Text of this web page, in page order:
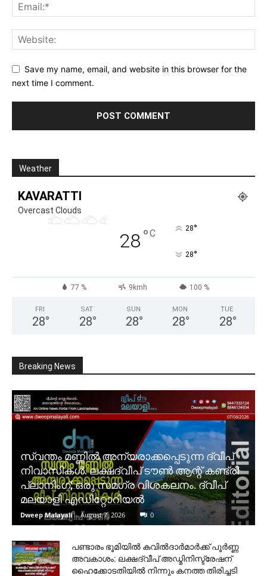
Save my name, email, and website in this browser for the
next time I comment.
Weather
KAVARATTI
Overcast Clouds
28°C 28°
28°
77 % 9kmh 100 %
FRI
28°
SAT
28°
SUN
28°
MON
28°
TUE
28°
Breaking News
സ്വന്തം മണ്ണിൽ അന്യരാക്കപ്പെടുന്ന ദ്വീപ്
നിവാസികൾ. ലക്ഷദ്വീപ് ടൗൺ ആന്റ് കണ്ട്രി
പ്ലാനിംഗ്; ഒരു സമഗ്ര വിശകലനം. ദ്വീപ്
മലയാളി എഡിറ്റോറിയൽ
Dweep Malayali - August 7, 2026 0
പണ്ടാരം ഭൂമിയിൽ കവിൽദാർമാർക്ക് പൂർണ്ണ
അവകാശം: ലക്ഷദ്വീപ് അഡ്മിനിസ്ട്രേഷന്
ഹൈക്കോടതിയിൽ നിന്നും കനത്ത തിരിച്ചടി